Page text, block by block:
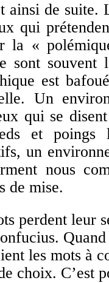
ainsi de suite.
qui
la «
sont souvent
est
Un
qui se
et poings
un
nous
de mise.
leur
les mots à
choix. C’est